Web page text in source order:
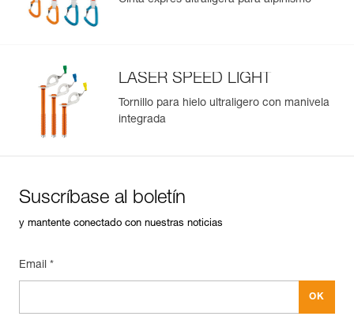
: Peso con acolchados: 140 g
Garantía : 3 Años
LASER SPEED LIGHT
Tornillo para hielo ultraligero con manivela
integrada
Suscríbase al boletín
y mantente conectado con nuestras noticias
Email *